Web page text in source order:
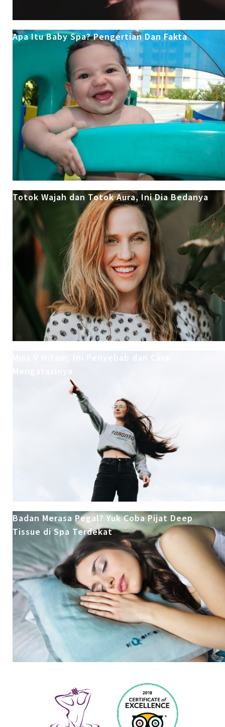
Apa Itu Baby Spa? Pengertian Dan Fakta
Totok Wajah dan Totok Aura, Ini Dia Bedanya
Miss V Hitam, Ini Penyebab dan Cara
Badan Merasa Pegal? Yuk Coba Pijat Deep
Tissue di Spa Terdekat